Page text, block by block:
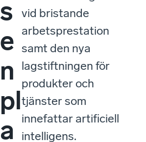
s
e
n
pl
a
vid bristande
arbetsprestation
samt den nya
lagstiftningen för
produkter och
tjänster som
innefattar artificiell
intelligens.